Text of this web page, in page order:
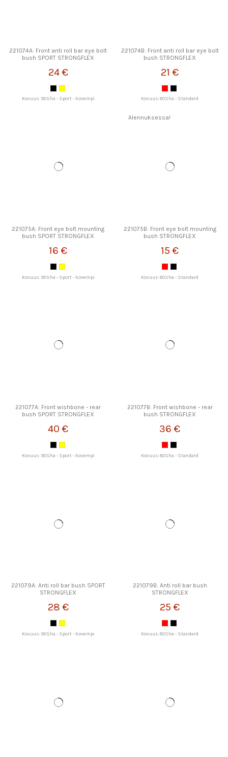
221074A: Front anti roll bar eye bolt
bush SPORT STRONGFLEX
24 €
Kovuus: 90Sha - Sport - kovempi
221074B: Front anti roll bar eye bolt
bush STRONGFLEX
21 €
Kovuus: 80Sha - Standard
221075A: Front eye bolt mounting
bush SPORT STRONGFLEX
16 €
Kovuus: 90Sha - Sport - kovempi
Alennuksessa!
221075B: Front eye bolt mounting
bush STRONGFLEX
15 €
Kovuus: 80Sha - Standard
221077A: Front wishbone - rear
bush SPORT STRONGFLEX
40 €
Kovuus: 90Sha - Sport - kovempi
221077B: Front wishbone - rear
bush STRONGFLEX
36 €
Kovuus: 80Sha - Standard
221079A: Anti roll bar bush SPORT
STRONGFLEX
28 €
Kovuus: 90Sha - Sport - kovempi
221079B: Anti roll bar bush
STRONGFLEX
25 €
Kovuus: 80Sha - Standard